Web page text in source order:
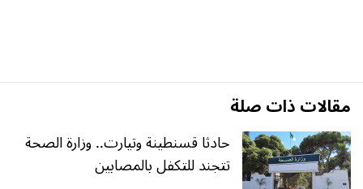
مقالات ذات صلة
حادثا قسنطينة وتيارت.. وزارة الصحة
تتجند للتكفل بالمصابين